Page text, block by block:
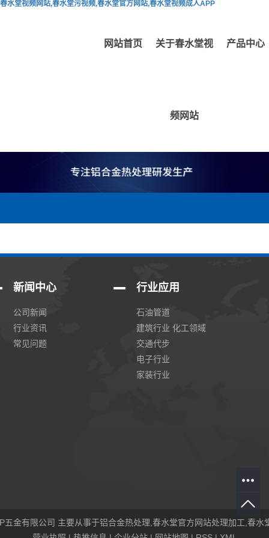
春水堂视频网站,春水堂污视频,春水堂官方网站,春水堂视频成人APP
网站首页 关于春水堂视
频网站
产品中心
新闻中心
公司新闻
行业资讯
常见问题
行业应用
石油管道
建筑行业 化工领域
交通代步
电子行业
家装行业
五金有限公司 主要从事于铝合金热处理,春水堂官方网站处理加工,春水